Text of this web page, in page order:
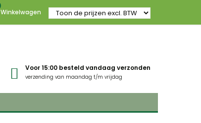
Winkelwagen
Voor 15:00 besteld vandaag verzonden
verzending van maandag t/m vrijdag